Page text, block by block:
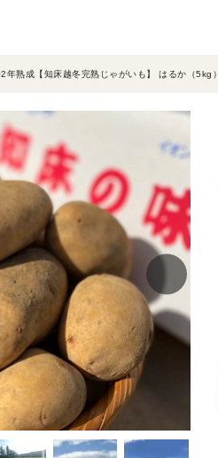
2年熟成【知床越冬完熟じゃがいも】 はるか（5kg）